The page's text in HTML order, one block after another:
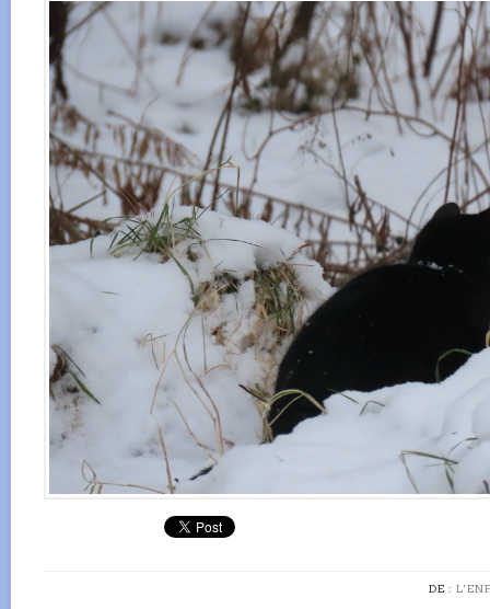
DE :